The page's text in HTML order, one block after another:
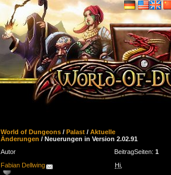
World of Dungeons / Palast / Aktuelle
Änderungen / Neuerungen in Version 2.02.91
Autor BeitragSeiten: 1
Fabian Dellwing
Hi